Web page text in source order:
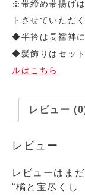
※帯締め帯揚げ
トさせていただ
◆半衿は長襦袢に
◆髪飾りはセット
ルはこちら
レビュー
レビュー
レビューはま
“橘と宝尽くし